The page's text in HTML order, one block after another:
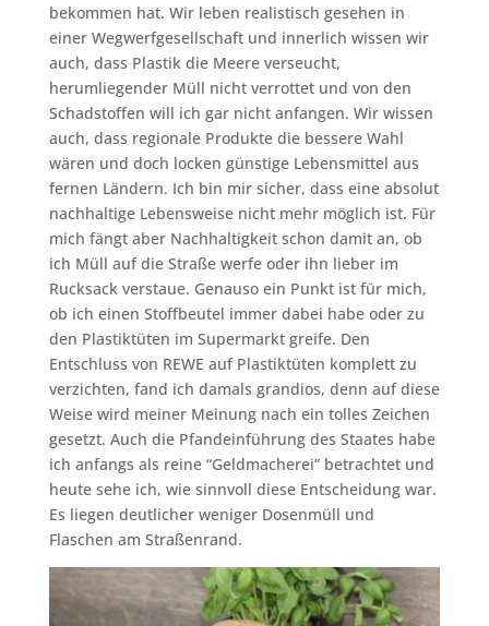
bekommen hat. Wir leben realistisch gesehen in
einer Wegwerfgesellschaft und innerlich wissen wir
auch, dass Plastik die Meere verseucht,
herumliegender Müll nicht verrottet und von den
Schadstoffen will ich gar nicht anfangen. Wir wissen
auch, dass regionale Produkte die bessere Wahl
wären und doch locken günstige Lebensmittel aus
fernen Ländern. Ich bin mir sicher, dass eine absolut
nachhaltige Lebensweise nicht mehr möglich ist. Für
mich fängt aber Nachhaltigkeit schon damit an, ob
ich Müll auf die Straße werfe oder ihn lieber im
Rucksack verstaue. Genauso ein Punkt ist für mich,
ob ich einen Stoffbeutel immer dabei habe oder zu
den Plastiktüten im Supermarkt greife. Den
Entschluss von REWE auf Plastiktüten komplett zu
verzichten, fand ich damals grandios, denn auf diese
Weise wird meiner Meinung nach ein tolles Zeichen
gesetzt. Auch die Pfandeinführung des Staates habe
ich anfangs als reine “Geldmacherei” betrachtet und
heute sehe ich, wie sinnvoll diese Entscheidung war.
Es liegen deutlicher weniger Dosenmüll und
Flaschen am Straßenrand.